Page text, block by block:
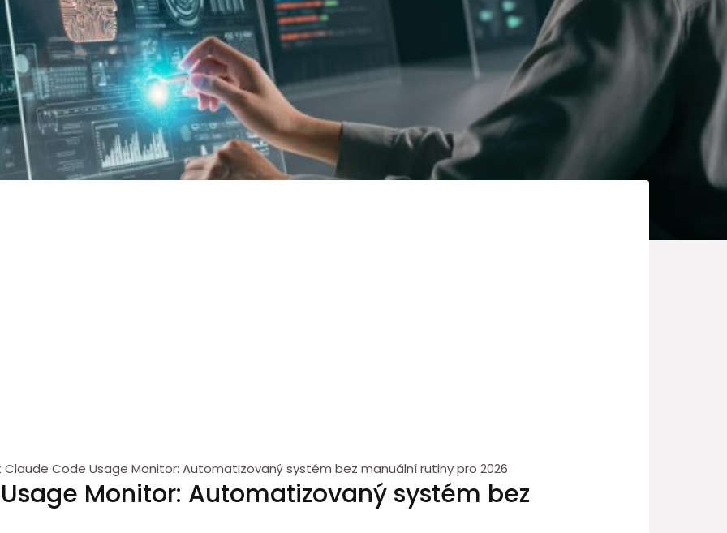
Code Usage Monitor: Automatizovaný systém bez manuální rutiny pro 2026
Monitor: Automatizovaný systém bez